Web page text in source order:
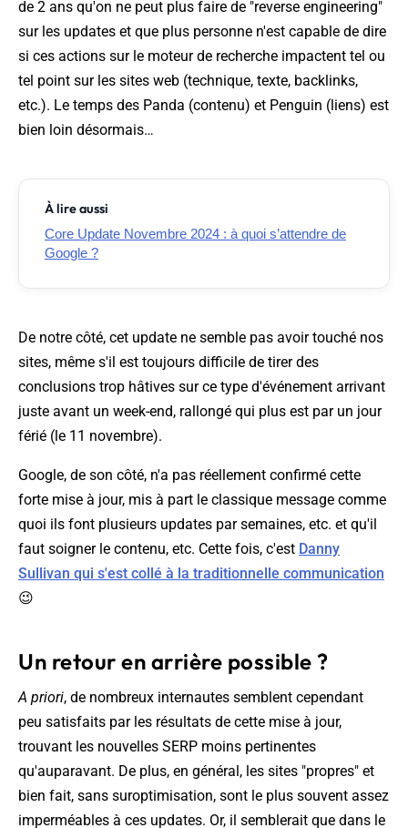
de 2 ans qu'on ne peut plus faire de "reverse engineering"
sur les updates et que plus personne n'est capable de dire
si ces actions sur le moteur de recherche impactent tel ou
tel point sur les sites web (technique, texte, backlinks,
etc.). Le temps des Panda (contenu) et Penguin (liens) est
bien loin désormais…
À lire aussi
Core Update Novembre 2024 : à quoi s’attendre de
Google ?
De notre côté, cet update ne semble pas avoir touché nos
sites, même s'il est toujours difficile de tirer des
conclusions trop hâtives sur ce type d'événement arrivant
juste avant un week-end, rallongé qui plus est par un jour
férié (le 11 novembre).
Google, de son côté, n'a pas réellement confirmé cette
forte mise à jour, mis à part le classique message comme
quoi ils font plusieurs updates par semaines, etc. et qu'il
faut soigner le contenu, etc. Cette fois, c'est Danny
Sullivan qui s'est collé à la traditionnelle communication
😉
Un retour en arrière possible ?
A priori, de nombreux internautes semblent cependant
peu satisfaits par les résultats de cette mise à jour,
trouvant les nouvelles SERP moins pertinentes
qu'auparavant. De plus, en général, les sites "propres" et
bien fait, sans suroptimisation, sont le plus souvent assez
imperméables à ces updates. Or, il semblerait que dans le